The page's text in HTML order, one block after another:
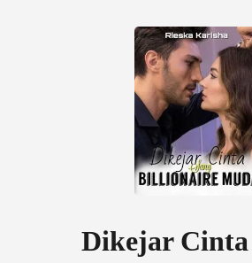
Pengisian Ulang
Riwayat Membaca
Dikejar Cinta